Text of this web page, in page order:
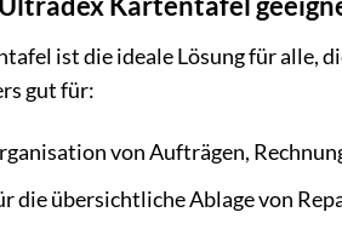
ist die ideale Lösung für alle,
gut für:
von Aufträgen,
die übersichtliche Ablage von